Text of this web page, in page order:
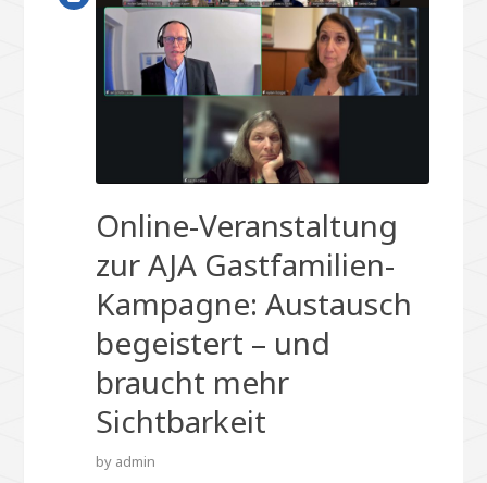
Online-Veranstaltung
zur AJA Gastfamilien-
Kampagne: Austausch
begeistert – und
braucht mehr
Sichtbarkeit
by admin